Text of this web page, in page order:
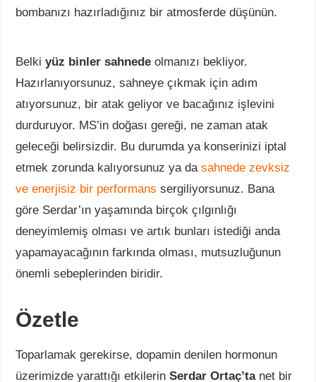
bombanızı hazırladığınız bir atmosferde düşünün.
Belkiyüz binler sahnede olmanızı bekliyor.
Hazırlanıyorsunuz, sahneye çıkmak için adım
atıyorsunuz, bir atak geliyor ve bacağınız işlevini
durduruyor. MS’in doğası gereği, ne zaman atak
geleceği belirsizdir. Bu durumda ya konserinizi iptal
etmek zorunda kalıyorsunuz ya dasahnede zevksiz
ve enerjisiz bir performans sergiliyorsunuz. Bana
göre Serdar’ın yaşamında birçok çılgınlığı
deneyimlemiş olması ve artık bunları istediği anda
yapamayacağının farkında olması, mutsuzluğunun
önemli sebeplerinden biridir.
Özetle
Toparlamak gerekirse, dopamin denilen hormonun
üzerimizde yarattığı etkilerinSerdar Ortaç’tanet bir